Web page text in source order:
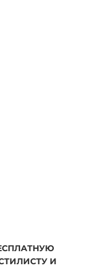
И